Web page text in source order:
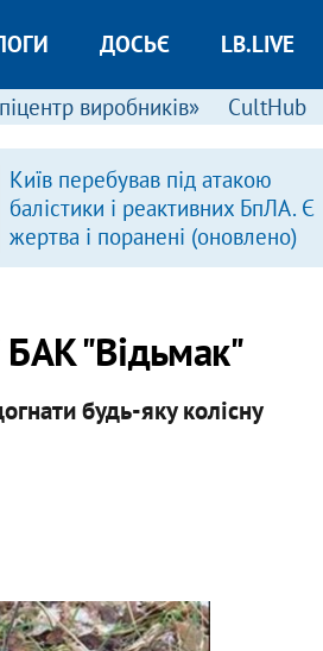
ДОСЬЄ LB.LIVE
виробників» CultHub
Київ перебував під атакою
балістики і реактивних БпЛА. Є
жертва і поранені (оновлено)
БАК "Відьмак"
будь-яку колісну